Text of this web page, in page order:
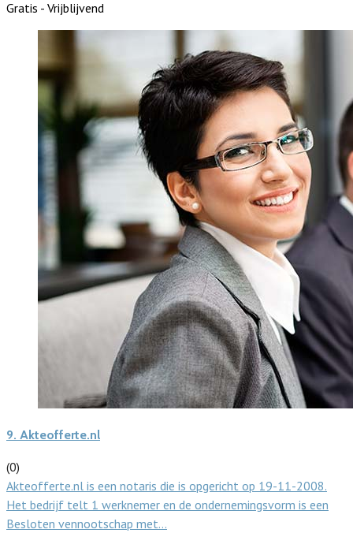
Gratis - Vrijblijvend
9. Akteofferte.nl
(0)
Akteofferte.nl is een notaris die is opgericht op 19-11-2008.
Het bedrijf telt 1 werknemer en de ondernemingsvorm is een
Besloten vennootschap met…